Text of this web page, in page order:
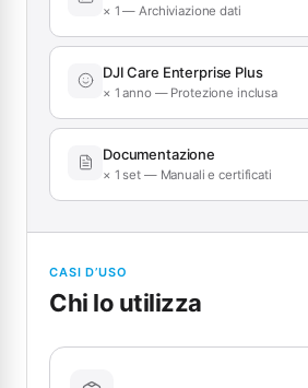
× 1 — Archiviazione dati
DJI Care Enterprise Plus
× 1 anno — Protezione inclusa
Documentazione
× 1 set — Manuali e certificati
CASI D’USO
Chi lo utilizza